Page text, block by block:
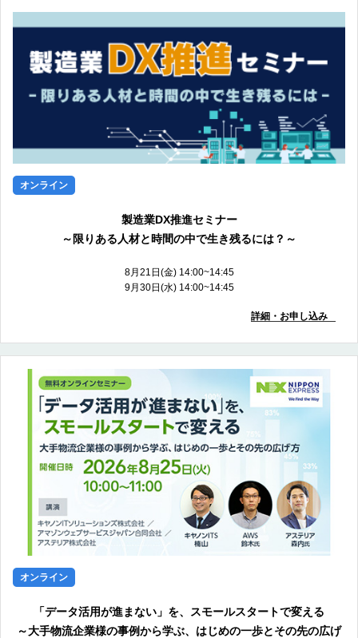
オンライン
製造業DX推進セミナー
～限りある人材と時間の中で生き残るには？～
8月21日(金) 14:00~14:45
9月30日(水) 14:00~14:45
詳細・お申し込み
オンライン
「データ活用が進まない」を、スモールスタートで変える
～大手物流企業様の事例から学ぶ、はじめの一歩とその先の広げ